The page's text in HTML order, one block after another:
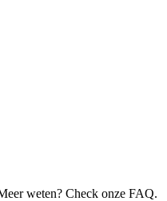
weten? Check onze FAQ.